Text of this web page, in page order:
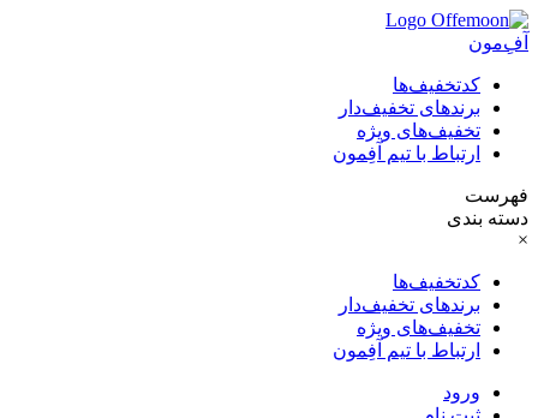
آفِ‌مون
کدتخفیف‌ها
برندهای تخفیف‌دار
تخفیف‌های ویژه
ارتباط با تیم آفِمون
فهرست
دسته بندی
×
کدتخفیف‌ها
برندهای تخفیف‌دار
تخفیف‌های ویژه
ارتباط با تیم آفِمون
ورود